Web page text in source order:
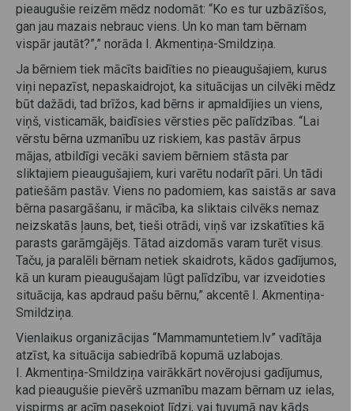
pieaugušie reizēm mēdz nodomāt: “Ko es tur uzbāzīšos,
gan jau mazais nebrauc viens. Un ko man tam bērnam
vispār jautāt?”,” norāda I. Akmentiņa-Smildziņa.
Ja bērniem tiek mācīts baidīties no pieaugušajiem, kurus
viņi nepazīst, nepaskaidrojot, ka situācijas un cilvēki mēdz
būt dažādi, tad brīžos, kad bērns ir apmaldījies un viens,
viņš, visticamāk, baidīsies vērsties pēc palīdzības. “Lai
vērstu bērna uzmanību uz riskiem, kas pastāv ārpus
mājas, atbildīgi vecāki saviem bērniem stāsta par
sliktajiem pieaugušajiem, kuri varētu nodarīt pāri. Un tādi
patiešām pastāv. Viens no padomiem, kas saistās ar sava
bērna pasargāšanu, ir mācība, ka sliktais cilvēks nemaz
neizskatās ļauns, bet, tieši otrādi, viņš var izskatīties kā
parasts garāmgājējs. Tātad aizdomās varam turēt visus.
Taču, ja paralēli bērnam netiek skaidrots, kādos gadījumos,
kā un kuram pieaugušajam lūgt palīdzību, var izveidoties
situācija, kas apdraud pašu bērnu,” akcentē I. Akmentiņa-
Smildziņa.
Vienlaikus organizācijas “Mammamuntetiem.lv” vadītāja
atzīst, ka situācija sabiedrībā kopumā uzlabojas.
I. Akmentiņa-Smildziņa vairākkārt novērojusi gadījumus,
kad pieaugušie pievērš uzmanību mazam bērnam uz ielas,
vispirms ar acīm pasekojot līdzi, vai tuvumā nav kāds